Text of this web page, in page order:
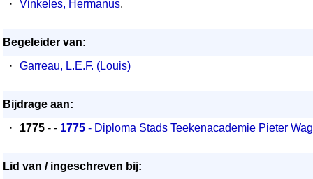
·
Vinkeles, Hermanus.
Begeleider van:
·
Garreau, L.E.F. (Louis)
Bijdrage aan:
·
1775 - - 1775 - Diploma Stads Teekenacademie Pieter
Lid van / ingeschreven bij: